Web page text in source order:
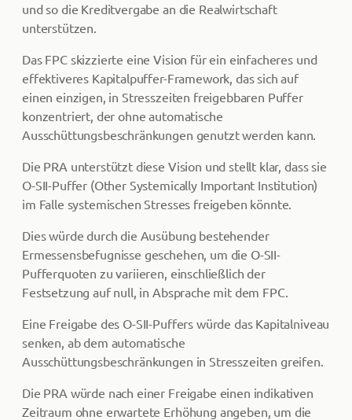
und so die Kreditvergabe an die Realwirtschaft
unterstützen.
Das FPC skizzierte eine Vision für ein einfacheres und
effektiveres Kapitalpuffer-Framework, das sich auf
einen einzigen, in Stresszeiten freigebbaren Puffer
konzentriert, der ohne automatische
Ausschüttungsbeschränkungen genutzt werden kann.
Die PRA unterstützt diese Vision und stellt klar, dass sie
O-SII-Puffer (Other Systemically Important Institution)
im Falle systemischen Stresses freigeben könnte.
Dies würde durch die Ausübung bestehender
Ermessensbefugnisse geschehen, um die O-SII-
Pufferquoten zu variieren, einschließlich der
Festsetzung auf null, in Absprache mit dem FPC.
Eine Freigabe des O-SII-Puffers würde das Kapitalniveau
senken, ab dem automatische
Ausschüttungsbeschränkungen in Stresszeiten greifen.
Die PRA würde nach einer Freigabe einen indikativen
Zeitraum ohne erwartete Erhöhung angeben, um die